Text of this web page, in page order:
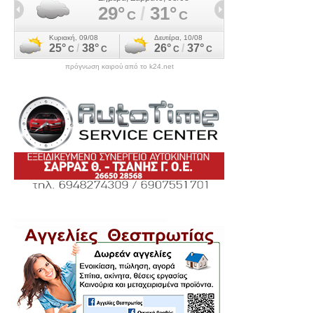
πρόγνωση καιρού από το k24.net